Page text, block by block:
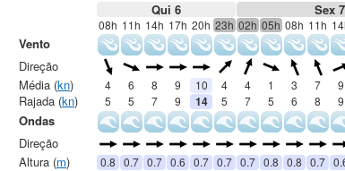
Qui 6 Sex 7
08h 11h 14h 17h 20h 23h 02h 05h 08h 11h
4 6 8 9 10 4 4 1 3 7 9
5
5 7 9 14 5 7 5 6 8 9
0.8 0.7 0.7 0.6 0.7 0.7 0.7 0.8 0.8 0.7
Vento
Direção
Média (kn)
Rajada (kn)
Ondas
Direção
Altura (m)